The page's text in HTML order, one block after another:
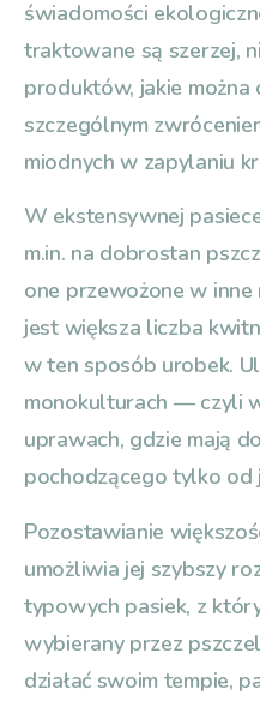
świadomości
traktowane są szerzej,
produktów, jakie można
szczególnym
miodnych w zapylaniu
W ekstensywnej
m.in. na dobrostan
one przewożone w
jest większa liczba
w ten sposób urobek.
monokulturach — czyli
uprawach, gdzie mają
pochodzącego tylko od
Pozostawianie
umożliwia jej szybszy
typowych pasiek, z
wybierany przez
działać swoim tempie,